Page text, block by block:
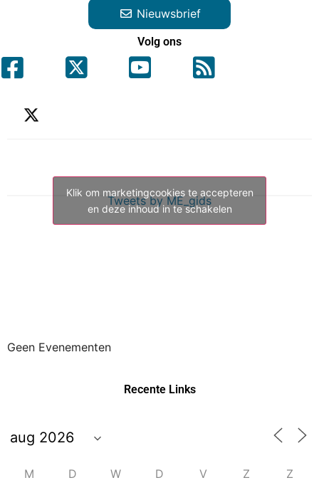
Nieuwsbrief
Volg ons
Tweets by ME_gids
Klik om marketingcookies te accepteren
en deze inhoud in te schakelen
Geen Evenementen
Recente Links
M D W D V Z Z